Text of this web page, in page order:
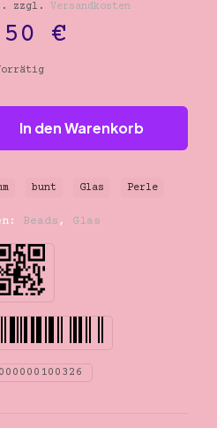
zzgl. Versandkosten
€
In den Warenkorb
Beads , Glas
bunt Glas Perle